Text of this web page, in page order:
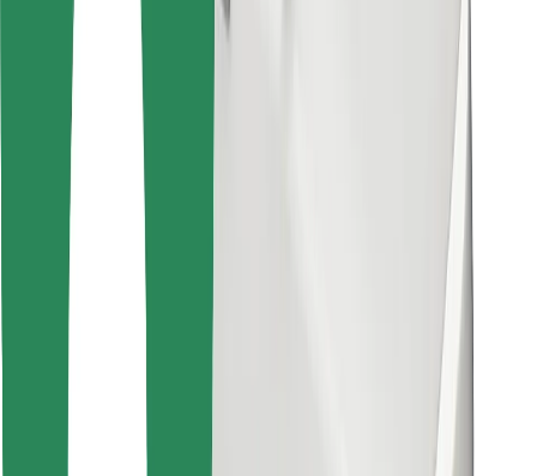
Encontra o teu prato favorito!
Instalar app da Bolt Food